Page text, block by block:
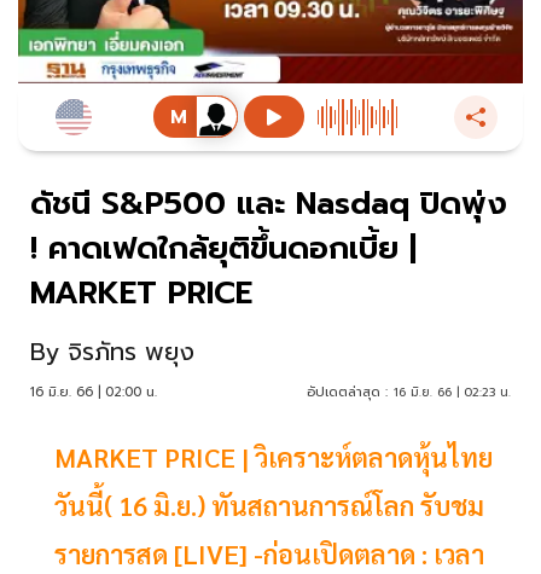
ดัชนี S&P500 และ Nasdaq ปิดพุ่ง
! คาดเฟดใกล้ยุติขึ้นดอกเบี้ย |
MARKET PRICE
By จิรภัทร พยุง
16 มิ.ย. 66 | 02:00 น. อัปเดตล่าสุด : 16 มิ.ย. 66 | 02:23 น.
MARKET PRICE | วิเคราะห์ตลาดหุ้นไทย
วันนี้( 16 มิ.ย.) ทันสถานการณ์โลก รับชม
รายการสด [LIVE] -ก่อนเปิดตลาด : เวลา